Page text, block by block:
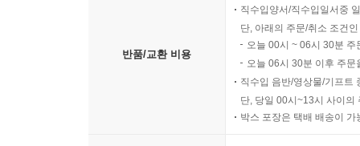
반품/교환 비용
직수입양서/직수입일서중
단, 아래의 주문/취소 조건
오늘 00시 ~ 06시 30분
오늘 06시 30분 이후 주
직수입 음반/영상물/기프트
단, 당일 00시~13시 사이의
박스 포장은 택배 배송이